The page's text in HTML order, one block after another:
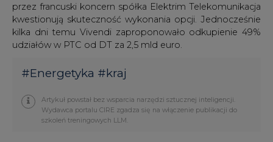
przez francuski koncern spółka Elektrim Telekomunikacja
kwestionują skuteczność wykonania opcji. Jednocześnie
kilka dni temu Vivendi zaproponowało odkupienie 49%
udziałów w PTC od DT za 2,5 mld euro.
#Energetyka #kraj
Artykuł powstał bez wsparcia narzędzi sztucznej inteligencji.
Wydawca portalu CIRE zgadza się na włączenie publikacji do
szkoleń treningowych LLM.